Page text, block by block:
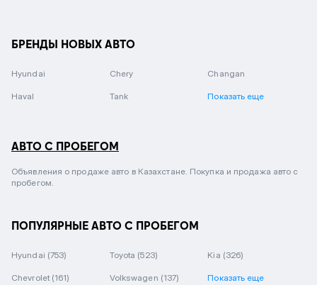
БРЕНДЫ НОВЫХ АВТО
Hyundai Chery Changan
Haval Tank Показать еще
АВТО С ПРОБЕГОМ
Объявления о продаже авто в Казахстане. Покупка и продажа авто с
пробегом.
ПОПУЛЯРНЫЕ АВТО С ПРОБЕГОМ
Hyundai (753) Toyota (523) Kia (326)
Chevrolet (161) Volkswagen (137) Показать еще